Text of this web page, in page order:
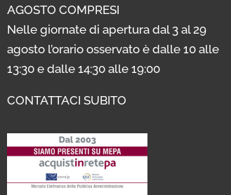
AGOSTO COMPRESI
Nelle giornate di apertura dal 3 al 29
agosto l’orario osservato è dalle 10 alle
13:30 e dalle 14:30 alle 19:00
CONTATTACI SUBITO